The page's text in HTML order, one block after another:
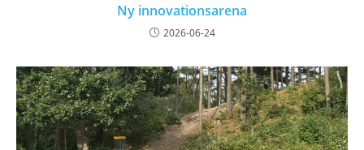
Ny innovationsarena
2026-06-24